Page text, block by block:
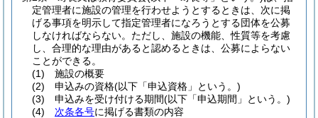
定管理者に施設の管理を行わせようとするときは、次に掲
げる事項を明示して指定管理者になろうとする団体を公募
しなければならない。 ただし、施設の機能、性質等を考慮
し、合理的な理由があると認めるときは、公募によらない
ことができる。
(1)
施設の概要
(2)
申込みの資格(以下「申込資格」という。)
(3)
申込みを受け付ける期間(以下「申込期間」という。)
(4)
次条各号に掲げる書類の内容